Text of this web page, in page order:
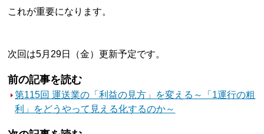
これが重要になります。
次回は5月29日（金）更新予定です。
前の記事を読む
第115回 運送業の「利益の見方」を変える～「1運行の粗
利」をどうやって見える化するのか～